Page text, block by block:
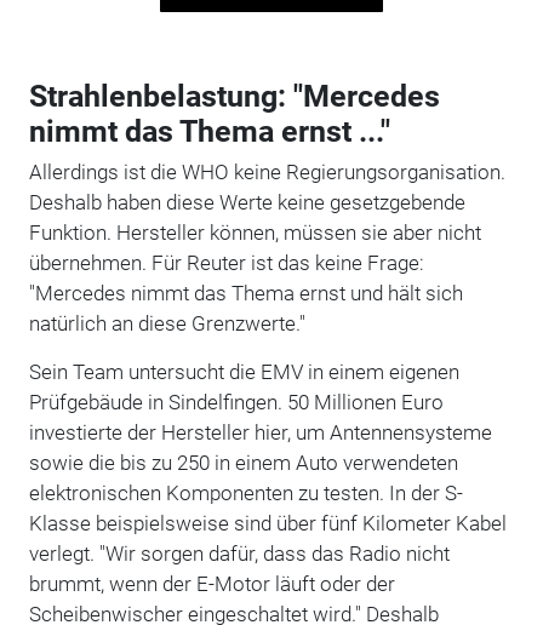
Strahlenbelastung: "Mercedes
nimmt das Thema ernst ..."
Allerdings ist die WHO keine Regierungsorganisation.
Deshalb haben diese Werte keine gesetzgebende
Funktion. Hersteller können, müssen sie aber nicht
übernehmen. Für Reuter ist das keine Frage:
"Mercedes nimmt das Thema ernst und hält sich
natürlich an diese Grenzwerte."
Sein Team untersucht die EMV in einem eigenen
Prüfgebäude in Sindelfingen. 50 Millionen Euro
investierte der Hersteller hier, um Antennensysteme
sowie die bis zu 250 in einem Auto verwendeten
elektronischen Komponenten zu testen. In der S-
Klasse beispielsweise sind über fünf Kilometer Kabel
verlegt. "Wir sorgen dafür, dass das Radio nicht
brummt, wenn der E-Motor läuft oder der
Scheibenwischer eingeschaltet wird." Deshalb